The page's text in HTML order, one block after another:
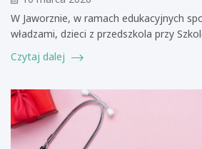
W Jaworznie, w ramach edukacyjnych
władzami, dzieci z przedszkola przy
Czytaj dalej